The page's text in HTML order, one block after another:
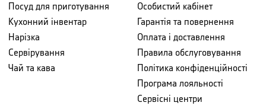
Посуд для приготування
Кухонний інвентар
Нарізка
Сервірування
Чай та кава
Особистий кабінет
Гарантія та повернення
Оплата і доставлення
Правила обслуговування
Політика конфіденційності
Програма лояльності
Сервісні центри